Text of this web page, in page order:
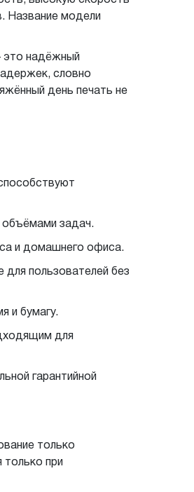
Название модели
это надёжный
словно
день печать не
объёмами задач.
и домашнего офиса.
для пользователей без
и бумагу.
для
гарантийной
только
только при